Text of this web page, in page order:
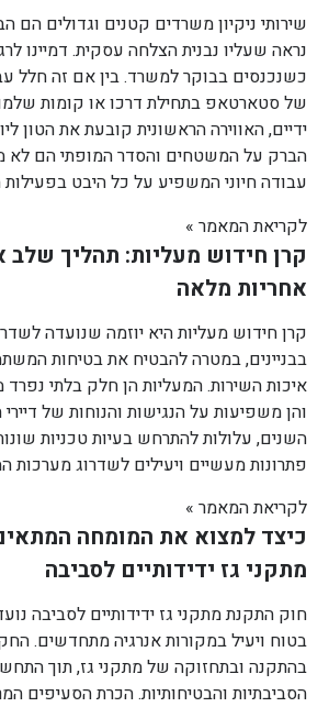
שירותי ניקיון משרדים קטנים וגדולים הם
נראה שעליו נבנית הצלחה עסקית. דמיינו
כשנכנסים בבוקר למשרד. בין אם זה חלל
של סטארטאפ בתחילת דרכו או קומות
ידיים, האווירה הראשונית קובעת את הטון
הברק על המשטחים והסדר המופתי הם לא
עבודה חיוני המשפיע על כל היבט בפעילות
לקריאת המאמר »
קרן חידוש מעליות: תהליך
אחריות מלאה
קרן חידוש מעליות היא יוזמה שנועדה
בבניינים, במטרה להבטיח את בטיחות
איכות השירות. המעליות הן חלק בלתי נפרד
והן משפיעות על הנגישות והנוחות של דיירי
השנים, עלולות להתרחש בעיות טכניות
פתרונות מעשיים ויעילים לשדרוג מערכות
לקריאת המאמר »
כיצד למצוא את המומחה
מתקני גז ידידותיים לסביבה
חוק התקנת מתקני גז ידידותיים לסביבה
בטוח ויעיל במקורות אנרגיה מתחדשים.
בהתקנה ובתחזוקה של מתקני גז, תוך
הסביבתיות והבטיחותיות. הכרת הסעיפים